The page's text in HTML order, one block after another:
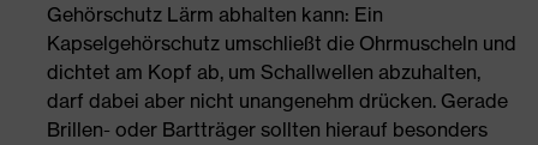
Gehörschutz Lärm abhalten kann: Ein
Kapselgehörschutz umschließt die Ohrmuscheln und
dichtet am Kopf ab, um Schallwellen abzuhalten,
darf dabei aber nicht unangenehm drücken. Gerade
Brillen- oder Bartträger sollten hierauf besonders